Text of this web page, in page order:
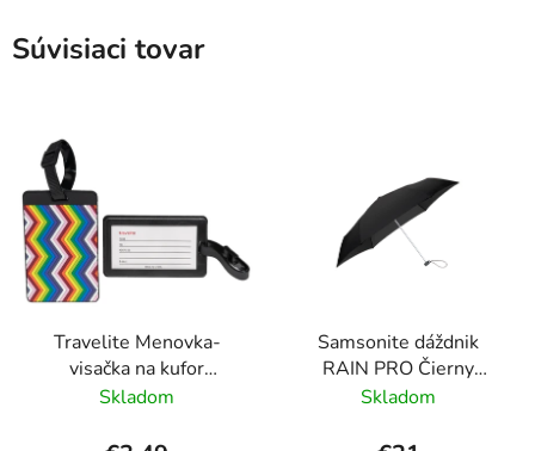
Súvisiaci tovar
Travelite Menovka-
visačka na kufor
Multicolor Waves
Skladom
Samsonite dáždnik
RAIN PRO Čierny
skladací manuálny
Skladom